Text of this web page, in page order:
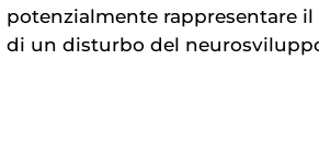
potenzialmente rappresentare
di un disturbo del